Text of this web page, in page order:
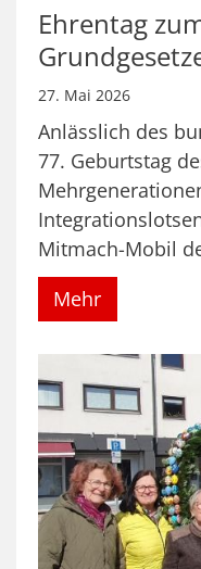
Ehrentag
27. Mai 2026
Anlässlich des
77. Geburtstag
Mitmach-Mobil
Mehr